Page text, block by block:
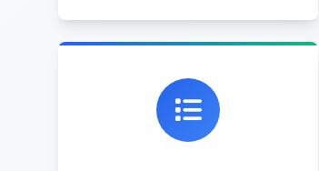
Каталог проверенных
автомобилей в отличном
состоянии, где вы можете
найти подробную